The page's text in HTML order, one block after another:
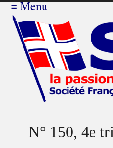
≡Menu
N° 150, 4e